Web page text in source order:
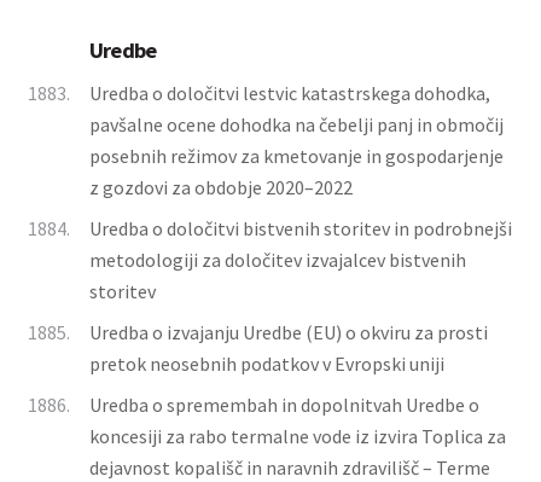
Uredbe
1883.
Uredba o določitvi lestvic katastrskega dohodka,
pavšalne ocene dohodka na čebelji panj in območij
posebnih režimov za kmetovanje in gospodarjenje
z gozdovi za obdobje 2020–2022
1884.
Uredba o določitvi bistvenih storitev in podrobnejši
metodologiji za določitev izvajalcev bistvenih
storitev
1885.
Uredba o izvajanju Uredbe (EU) o okviru za prosti
pretok neosebnih podatkov v Evropski uniji
1886.
Uredba o spremembah in dopolnitvah Uredbe o
koncesiji za rabo termalne vode iz izvira Toplica za
dejavnost kopališč in naravnih zdravilišč – Terme